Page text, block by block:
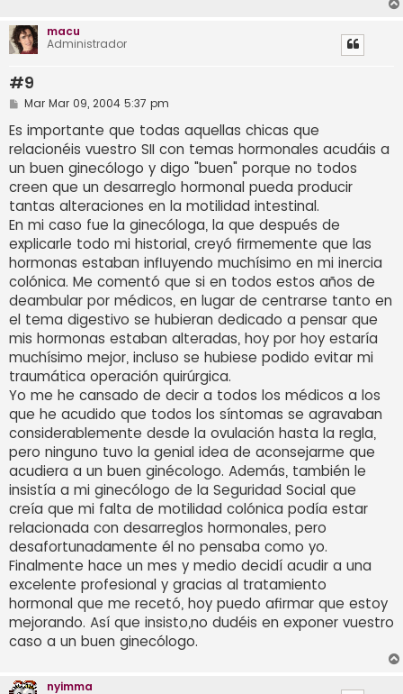
macu
Administrador
#9
M
n
s
a
j
e
Mar Mar 09, 2004 5:37 pm
Es importante que todas aquellas chicas que
relacionéis vuestro SII con temas hormonales acudáis a
un buen ginecólogo y digo "buen" porque no todos
creen que un desarreglo hormonal pueda producir
tantas alteraciones en la motilidad intestinal.
En mi caso fue la ginecóloga, la que después de
explicarle todo mi historial, creyó firmemente que las
hormonas estaban influyendo muchísimo en mi inercia
colónica. Me comentó que si en todos estos años de
deambular por médicos, en lugar de centrarse tanto en
el tema digestivo se hubieran dedicado a pensar que
mis hormonas estaban alteradas, hoy por hoy estaría
muchísimo mejor, incluso se hubiese podido evitar mi
traumática operación quirúrgica.
Yo me he cansado de decir a todos los médicos a los
que he acudido que todos los síntomas se agravaban
considerablemente desde la ovulación hasta la regla,
pero ninguno tuvo la genial idea de aconsejarme que
acudiera a un buen ginécologo. Además, también le
insistía a mi ginecólogo de la Seguridad Social que
creía que mi falta de motilidad colónica podía estar
relacionada con desarreglos hormonales, pero
desafortunadamente él no pensaba como yo.
Finalmente hace un mes y medio decidí acudir a una
excelente profesional y gracias al tratamiento
hormonal que me recetó, hoy puedo afirmar que estoy
mejorando. Así que insisto,no dudéis en exponer vuestro
caso a un buen ginecólogo.
nyimma